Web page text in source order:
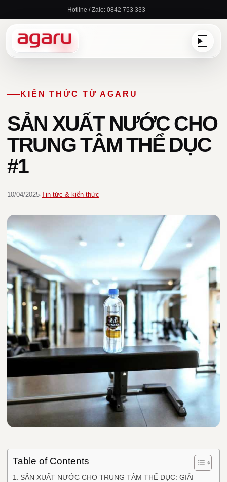
nội
Hotline / Zalo: 0842 753 333
KIẾN THỨC TỪ AGARU
SẢN XUẤT NƯỚC CHO
TRUNG TÂM THỂ DỤC
#1
10/04/2025·Tin tức & kiến thức
Table of Contents
SẢN XUẤT NƯỚC CHO TRUNG TÂM THỂ DỤC: GIẢI